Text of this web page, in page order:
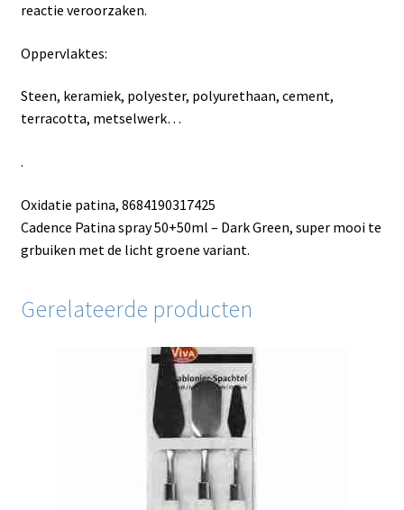
reactie veroorzaken.
Oppervlaktes:
Steen, keramiek, polyester, polyurethaan, cement,
terracotta, metselwerk…
.
Oxidatie patina, 8684190317425
Cadence Patina spray 50+50ml – Dark Green, super mooi te
grbuiken met de licht groene variant.
Gerelateerde producten